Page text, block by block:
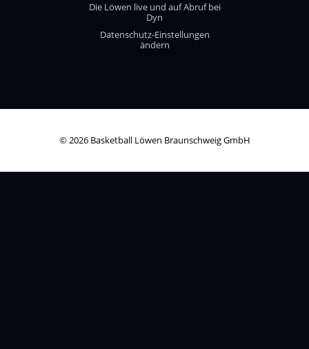
Die Löwen live und auf Abruf bei
Dyn
Datenschutz-Einstellungen
ändern
© 2026 Basketball Löwen Braunschweig GmbH